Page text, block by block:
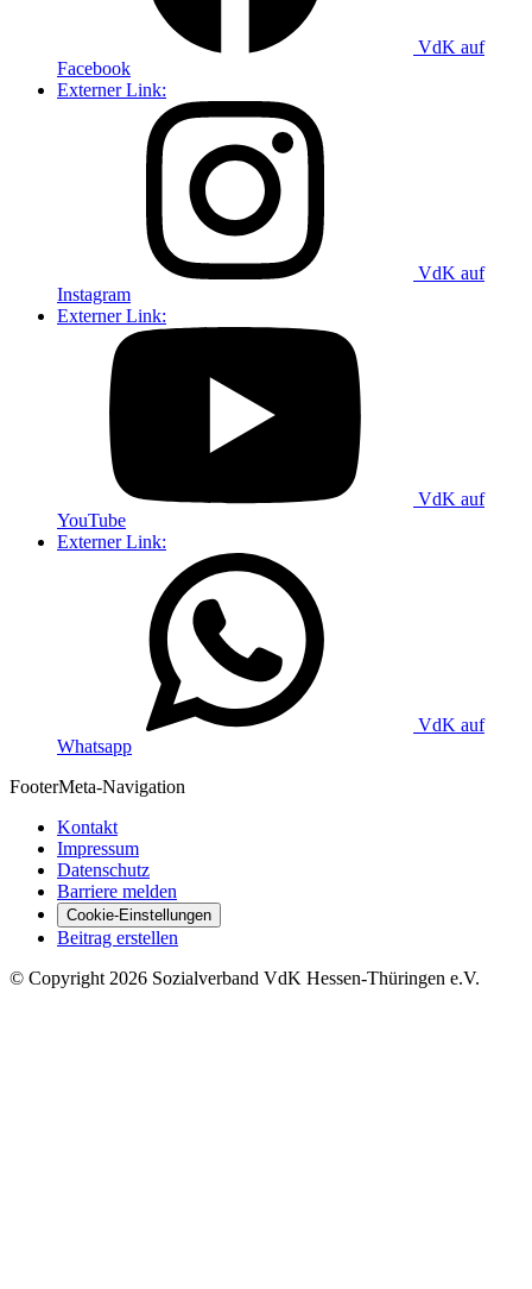
VdK auf
Facebook
Externer Link:
VdK auf
Instagram
Externer Link:
VdK auf
YouTube
Externer Link:
VdK auf
Whatsapp
FooterMeta-Navigation
Kontakt
Impressum
Datenschutz
Barriere melden
Cookie-Einstellungen
Beitrag erstellen
© Copyright 2026 Sozialverband VdK Hessen-Thüringen e.V.